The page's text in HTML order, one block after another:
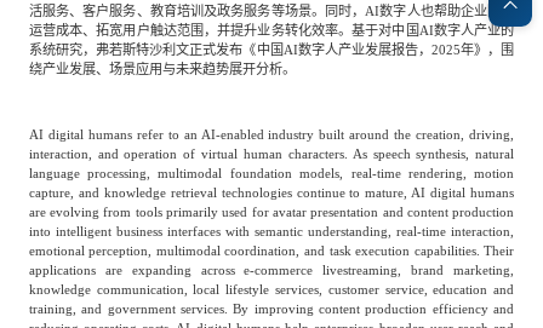
科技、媒体和通信 金融科技
美容时尚 大数据与人工智能
物流与供应链 建筑科技与装饰装潢
中国管理团队
战略合作伙伴
专家委员会
中
活服务、客户服务、教育培训及政务服务等场景。同时，AI数字人也帮助企业降低
运营成本、拓宽用户触达范围，并提升业务转化效率。基于对中国AI数字人产业的
系统研究，弗若斯特沙利文正式发布《中国AI数字人产业发展报告，2025年》，围
绕产业发展、场景应用与未来趋势展开分析。
AI digital humans refer to an AI-enabled industry built around the creation, driving,
interaction, and operation of virtual human characters. As speech synthesis, natural
language processing, multimodal foundation models, real-time rendering, motion
capture, and knowledge retrieval technologies continue to mature, AI digital humans
are evolving from tools primarily used for avatar presentation and content production
into intelligent business interfaces with semantic understanding, real-time interaction,
emotional perception, multimodal coordination, and task execution capabilities. Their
applications are expanding across e-commerce livestreaming, brand marketing,
knowledge communication, local lifestyle services, customer service, education and
training, and government services. By improving content production efficiency and